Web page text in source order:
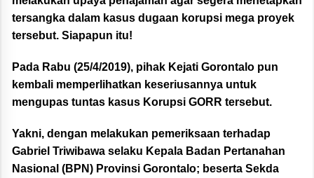
tersangka dalam kasus dugaan korupsi mega proyek
tersebut. Siapapun itu!
Pada Rabu (25/4/2019), pihak Kejati Gorontalo pun
kembali memperlihatkan keseriusannya untuk
mengupas tuntas kasus Korupsi GORR tersebut.
Yakni, dengan melakukan pemeriksaan terhadap
Gabriel Triwibawa selaku Kepala Badan Pertanahan
Nasional (BPN) Provinsi Gorontalo; beserta Sekda